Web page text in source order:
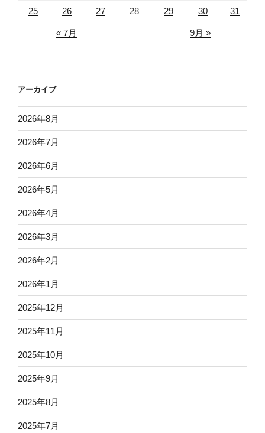
« 7月 9月 »
25 26 27 28 29 30 31
アーカイブ
2026年8月
2026年7月
2026年6月
2026年5月
2026年4月
2026年3月
2026年2月
2026年1月
2025年12月
2025年11月
2025年10月
2025年9月
2025年8月
2025年7月